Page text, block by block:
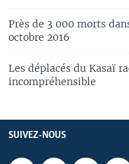
Près de 3 000 morts
octobre 2016
Les déplacés du Kasaï
incompréhensible
SUIVEZ-NOUS